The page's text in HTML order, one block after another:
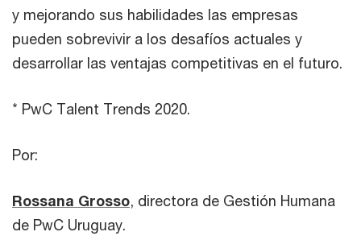
y mejorando sus habilidades las empresas
pueden sobrevivir a los desafíos actuales y
desarrollar las ventajas competitivas en el futuro.
* PwC Talent Trends 2020.
Por:
Rossana Grosso, directora de Gestión Humana
de PwC Uruguay.